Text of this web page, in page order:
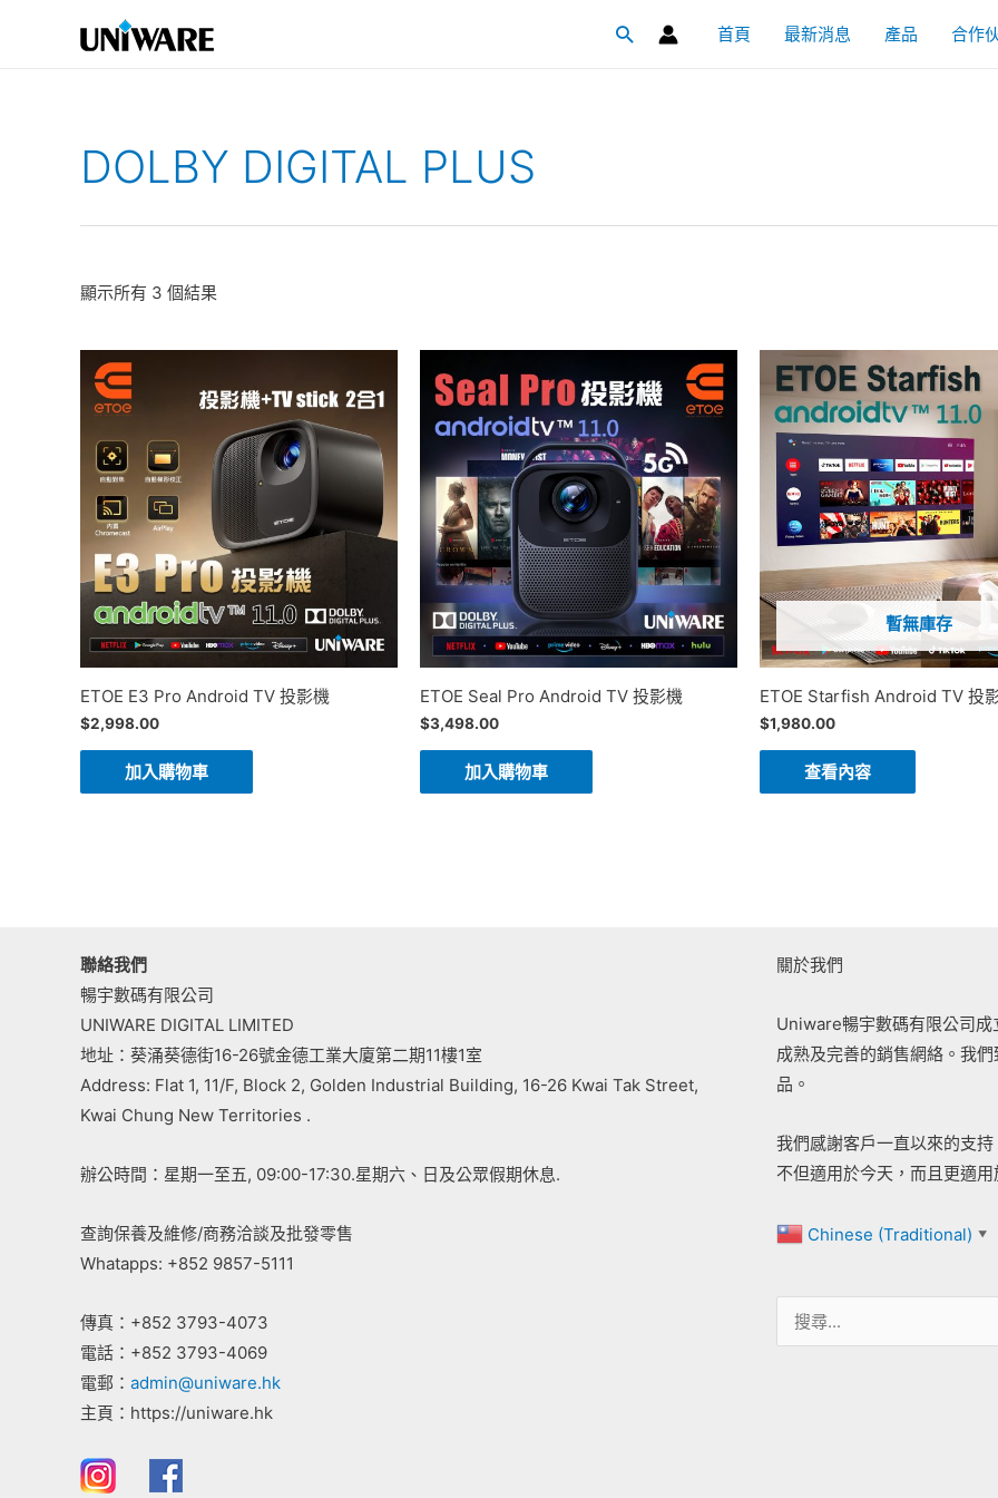
搜
首頁 最新消息 產品 合作
DOLBY DIGITAL PLUS
顯示所有 3 個結果
ETOE E3 Pro Android TV 投影機
$2,998.00
加入購物車
ETOE Seal Pro Android TV 投影機
$3,498.00
加入購物車
暫無庫存
ETOE Starfish Android TV 投
$1,980.00
查看內容
聯絡我們
暢宇數碼有限公司
UNIWARE DIGITAL LIMITED
地址：葵涌葵德街16-26號金德工業大廈第二期11樓1室
Address: Flat 1, 11/F, Block 2, Golden Industrial Building, 16-26 Kwai Tak Street,
Kwai Chung New Territories .
辦公時間：星期一至五, 09:00-17:30.星期六、日及公眾假期休息.
查詢保養及維修/商務洽談及批發零售
Whatapps: +852 9857-5111
傳真：+852 3793-4073
電話：+852 3793-4069
電郵： admin@uniware.hk
主頁：https://uniware.hk
關於我們
Uniware暢宇數碼有限公司
成熟及完善的銷售網絡。我
品。
我們感謝客戶一直以來的支
不但適用於今天，而且更適
Chinese (Traditional) ▼